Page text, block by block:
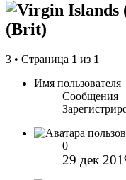
(Brit)
3 • Страница 1 из 1
Имя пользователя
Сообщения
0
29 дек